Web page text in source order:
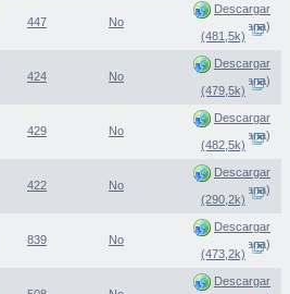
447 No
Descargar
(481,5k)
(Abre una nueva ventana)
424 No
Descargar
(479,5k)
(Abre una nueva ventana)
429 No
Descargar
(482,5k)
(Abre una nueva ventana)
422 No
Descargar
(290,2k)
(Abre una nueva ventana)
839 No
Descargar
(473,2k)
(Abre una nueva ventana)
Descargar